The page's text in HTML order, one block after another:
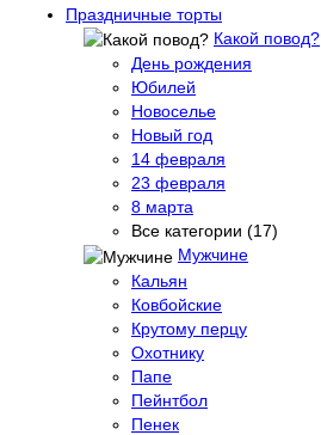
Праздничные торты
Какой повод?
День рождения
Юбилей
Новоселье
Новый год
14 февраля
23 февраля
8 марта
Все категории (17)
Мужчине
Кальян
Ковбойские
Крутому перцу
Охотнику
Папе
Пейнтбол
Пенек